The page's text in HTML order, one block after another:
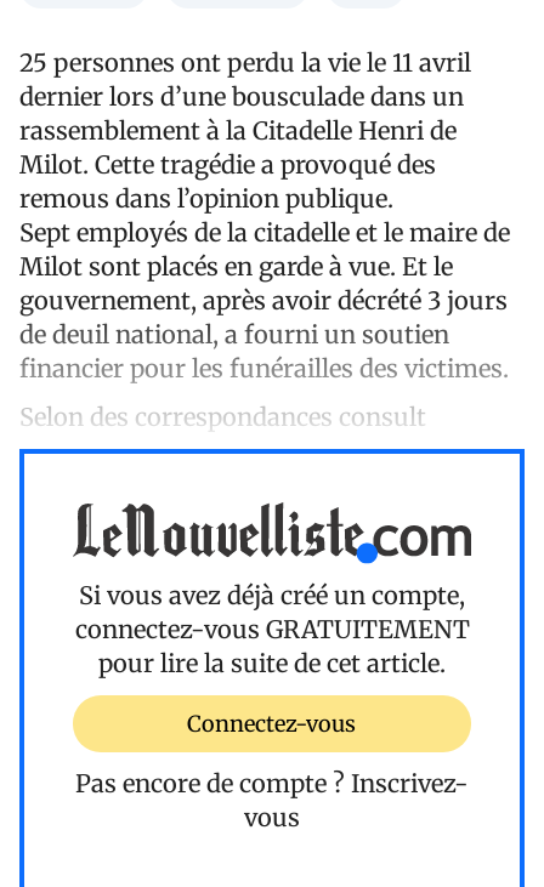
25 personnes ont perdu la vie le 11 avril
dernier lors d’une bousculade dans un
rassemblement à la Citadelle Henri de
Milot. Cette tragédie a provoqué des
remous dans l’opinion publique.
Sept employés de la citadelle et le maire de
Milot sont placés en garde à vue. Et le
gouvernement, après avoir décrété 3 jours
de deuil national, a fourni un soutien
financier pour les funérailles des victimes.
Selon des correspondances consult
Si vous avez déjà créé un compte,
connectez-vous GRATUITEMENT
pour lire la suite de cet article.
Connectez-vous
Pas encore de compte ? Inscrivez-
vous